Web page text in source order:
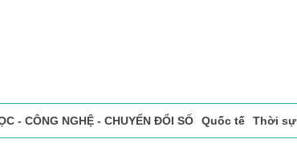
- CÔNG NGHỆ - CHUYỂN ĐỔI SỐ Quốc tế Thời sự